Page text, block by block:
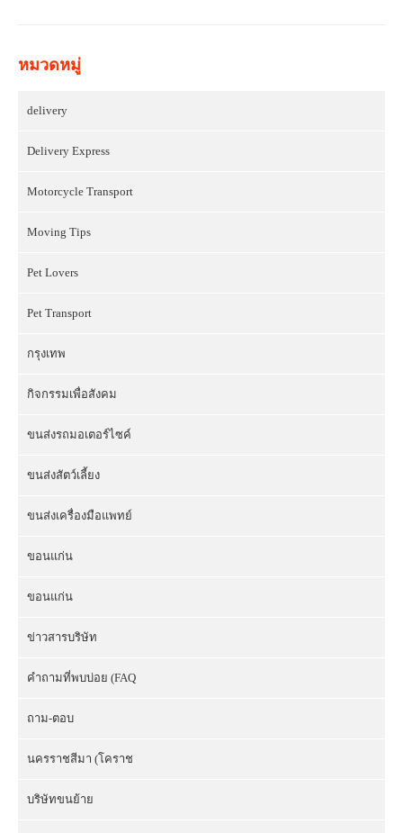
หมวดหมู่
delivery
Delivery Express
Motorcycle Transport
Moving Tips
Pet Lovers
Pet Transport
กรุงเทพ
กิจกรรมเพื่อสังคม
ขนส่งรถมอเตอร์ไซค์
ขนส่งสัตว์เลี้ยง
ขนส่งเครื่องมือแพทย์
ขอนแก่น
ขอนแก่น
ข่าวสารบริษัท
คำถามที่พบบ่อย (FAQ
ถาม-ตอบ
นครราชสีมา (โคราช
บริษัทขนย้าย